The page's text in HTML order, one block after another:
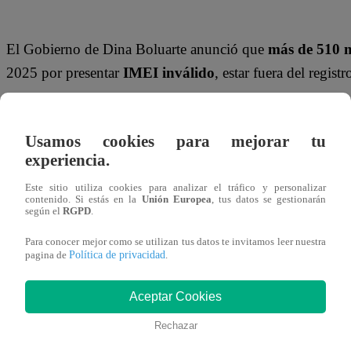
El Gobierno de Dina Boluarte anunció que más de 510
2025 por presentar IMEI inválido, estar fuera del
Registro Nacional de Equipos Terminales Móviles
Estos dispositivos, al estar registrados con
su uso en delitos como estafa o robo. Boluarte
así la baja de más de medio millón de equipos.
Te puede interesar
Usamos cookies para mejorar tu
experiencia.
Este sitio utiliza cookies para analizar el tráfico y personalizar
contenido. Si estás en la Unión Europea , tus datos se gestionarán
según el RGPD
Para conocer mejor como se utilizan tus datos te invitamos leer nuestra
pagina de Política de privacidad
Aceptar Cookies
Rechazar